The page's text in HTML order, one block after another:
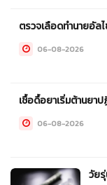
ตรวจเลือดทำนายอัล
06-08-2026
เชื้อดื้อยาเริ่มต้านยา
06-08-2026
วัย